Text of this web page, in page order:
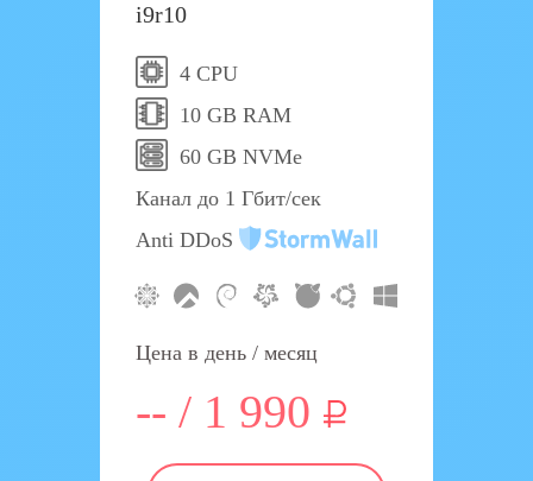
i9r10
4 CPU
10 GB RAM
60 GB NVMe
Канал до 1 Гбит/сек
Anti DDoS
Цена в день / месяц
-- / 1 990